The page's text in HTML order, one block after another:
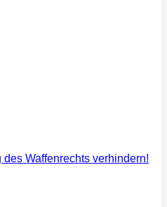
Waffenrechts verhindern!